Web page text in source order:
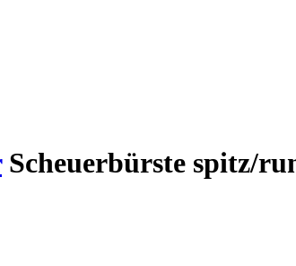
Scheuerbürste spitz/